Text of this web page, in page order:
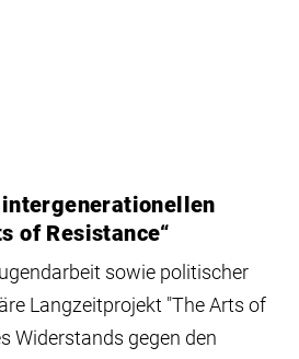
of Resistance“
sowie politischer
Langzeitprojekt "The Arts of
Widerstands gegen den